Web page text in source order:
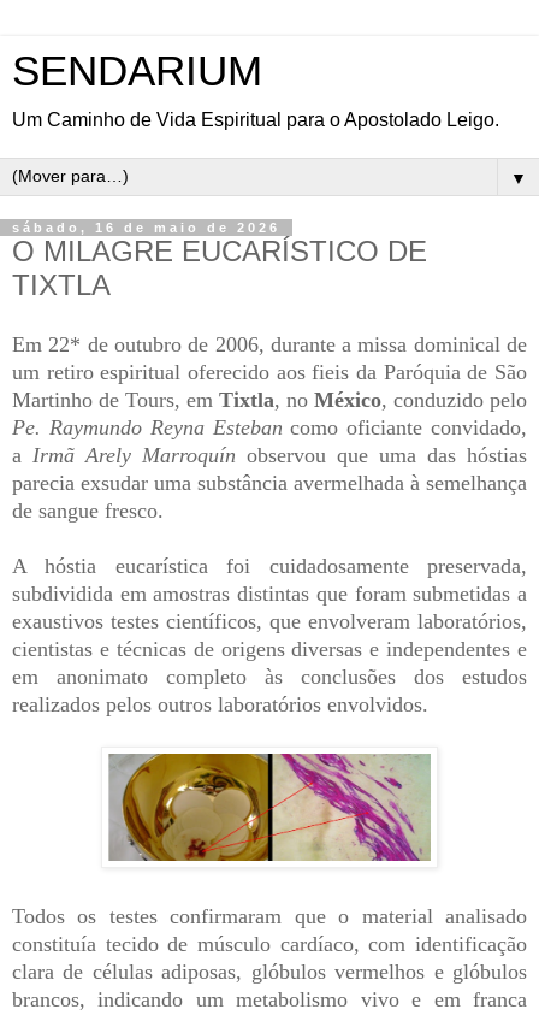
SENDARIUM
Um Caminho de Vida Espiritual para o Apostolado Leigo.
▼
sábado, 16 de maio de 2026
O MILAGRE EUCARÍSTICO DE
TIXTLA
Em 22* de outubro de 2006, durante a missa dominical de
um retiro espiritual oferecido aos fieis da Paróquia de São
Martinho de Tours, em Tixtla, no México, conduzido pelo
Pe. Raymundo Reyna Esteban como oficiante convidado,
a Irmã Arely Marroquín observou que uma das hóstias
parecia exsudar uma substância avermelhada à semelhança
de sangue fresco.
A hóstia eucarística foi cuidadosamente preservada,
subdividida em amostras distintas que foram submetidas a
exaustivos testes científicos, que envolveram laboratórios,
cientistas e técnicas de origens diversas e independentes e
em anonimato completo às conclusões dos estudos
realizados pelos outros laboratórios envolvidos.
Todos os testes confirmaram que o material analisado
constituía tecido de músculo cardíaco, com identificação
clara de células adiposas, glóbulos vermelhos e glóbulos
brancos, indicando um metabolismo vivo e em franca